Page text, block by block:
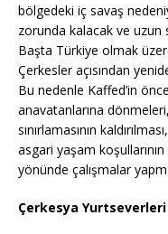
bölgedeki iç savaş
zorunda kalacak ve uzun
Başta Türkiye olmak
Çerkesler açısından
Bu nedenle Kaffed’in
anavatanlarına
sınırlamasının
asgari yaşam
yönünde çalışmalar
Çerkesya